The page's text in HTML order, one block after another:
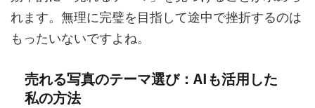
れます。無理に完璧を目指して途中で挫折するのは
もったいないですよね。
売れる写真のテーマ選び：AIも活用した
私の方法